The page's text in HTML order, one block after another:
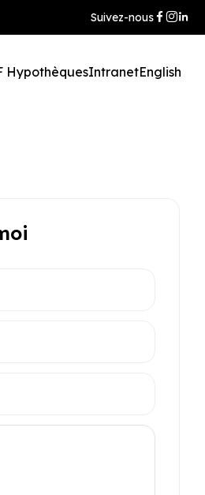
Suivez-nous
HypothèquesIntranetEnglish